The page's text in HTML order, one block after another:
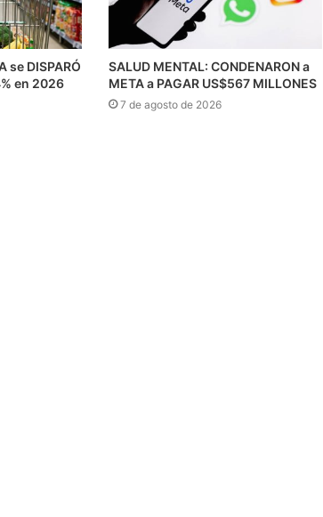
se DISPARÓ
en 2026
SALUD MENTAL: CONDENARON a
META a PAGAR US$567 MILLONES
7 de agosto de 2026